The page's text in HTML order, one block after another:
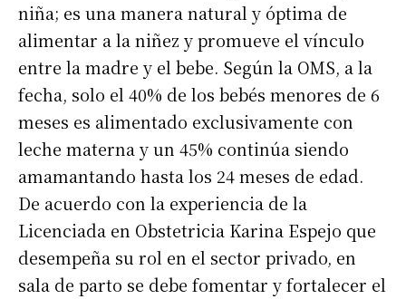
niña; es una manera natural y óptima de
alimentar a la niñez y promueve el vínculo
entre la madre y el bebe. Según la OMS, a la
fecha, solo el 40% de los bebés menores de 6
meses es alimentado exclusivamente con
leche materna y un 45% continúa siendo
amamantando hasta los 24 meses de edad.
De acuerdo con la experiencia de la
Licenciada en Obstetricia Karina Espejo que
desempeña su rol en el sector privado, en
sala de parto se debe fomentar y fortalecer el